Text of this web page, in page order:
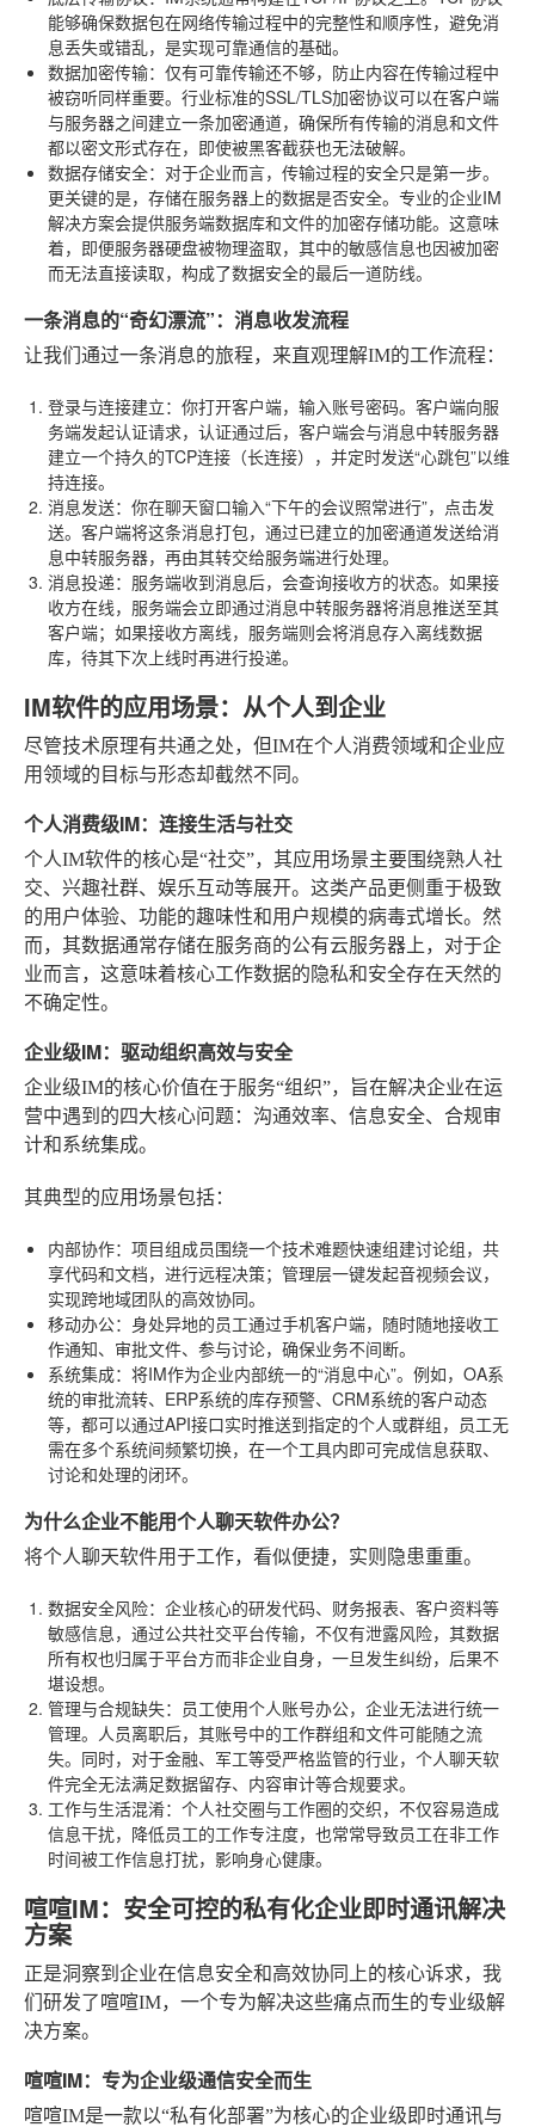
能够确保数据包在网络传输过程中的完整性和顺序性，避免消
息丢失或错乱，是实现可靠通信的基础。
数据加密传输：仅有可靠传输还不够，防止内容在传输过程中
被窃听同样重要。行业标准的SSL/TLS加密协议可以在客户端
与服务器之间建立一条加密通道，确保所有传输的消息和文件
都以密文形式存在，即使被黑客截获也无法破解。
数据存储安全：对于企业而言，传输过程的安全只是第一步。
更关键的是，存储在服务器上的数据是否安全。专业的企业IM
解决方案会提供服务端数据库和文件的加密存储功能。这意味
着，即便服务器硬盘被物理盗取，其中的敏感信息也因被加密
而无法直接读取，构成了数据安全的最后一道防线。
一条消息的“奇幻漂流”：消息收发流程
让我们通过一条消息的旅程，来直观理解IM的工作流程：
登录与连接建立：你打开客户端，输入账号密码。客户端向服
务端发起认证请求，认证通过后，客户端会与消息中转服务器
建立一个持久的TCP连接（长连接），并定时发送“心跳包”以维
持连接。
消息发送：你在聊天窗口输入“下午的会议照常进行”，点击发
送。客户端将这条消息打包，通过已建立的加密通道发送给消
息中转服务器，再由其转交给服务端进行处理。
消息投递：服务端收到消息后，会查询接收方的状态。如果接
收方在线，服务端会立即通过消息中转服务器将消息推送至其
客户端；如果接收方离线，服务端则会将消息存入离线数据
库，待其下次上线时再进行投递。
IM软件的应用场景：从个人到企业
尽管技术原理有共通之处，但IM在个人消费领域和企业应
用领域的目标与形态却截然不同。
个人消费级IM：连接生活与社交
个人IM软件的核心是“社交”，其应用场景主要围绕熟人社
交、兴趣社群、娱乐互动等展开。这类产品更侧重于极致
的用户体验、功能的趣味性和用户规模的病毒式增长。然
而，其数据通常存储在服务商的公有云服务器上，对于企
业而言，这意味着核心工作数据的隐私和安全存在天然的
不确定性。
企业级IM：驱动组织高效与安全
企业级IM的核心价值在于服务“组织”，旨在解决企业在运
营中遇到的四大核心问题：沟通效率、信息安全、合规审
计和系统集成。
其典型的应用场景包括：
内部协作：项目组成员围绕一个技术难题快速组建讨论组，共
享代码和文档，进行远程决策；管理层一键发起音视频会议，
实现跨地域团队的高效协同。
移动办公：身处异地的员工通过手机客户端，随时随地接收工
作通知、审批文件、参与讨论，确保业务不间断。
系统集成：将IM作为企业内部统一的“消息中心”。例如，OA系
统的审批流转、ERP系统的库存预警、CRM系统的客户动态
等，都可以通过API接口实时推送到指定的个人或群组，员工无
需在多个系统间频繁切换，在一个工具内即可完成信息获取、
讨论和处理的闭环。
为什么企业不能用个人聊天软件办公？
将个人聊天软件用于工作，看似便捷，实则隐患重重。
数据安全风险：企业核心的研发代码、财务报表、客户资料等
敏感信息，通过公共社交平台传输，不仅有泄露风险，其数据
所有权也归属于平台方而非企业自身，一旦发生纠纷，后果不
堪设想。
管理与合规缺失：员工使用个人账号办公，企业无法进行统一
管理。人员离职后，其账号中的工作群组和文件可能随之流
失。同时，对于金融、军工等受严格监管的行业，个人聊天软
件完全无法满足数据留存、内容审计等合规要求。
工作与生活混淆：个人社交圈与工作圈的交织，不仅容易造成
信息干扰，降低员工的工作专注度，也常常导致员工在非工作
时间被工作信息打扰，影响身心健康。
喧喧IM：安全可控的私有化企业即时通讯解决
方案
正是洞察到企业在信息安全和高效协同上的核心诉求，我
们研发了喧喧IM，一个专为解决这些痛点而生的专业级解
决方案。
喧喧IM：专为企业级通信安全而生
喧喧IM是一款以“私有化部署”为核心的企业级即时通讯与